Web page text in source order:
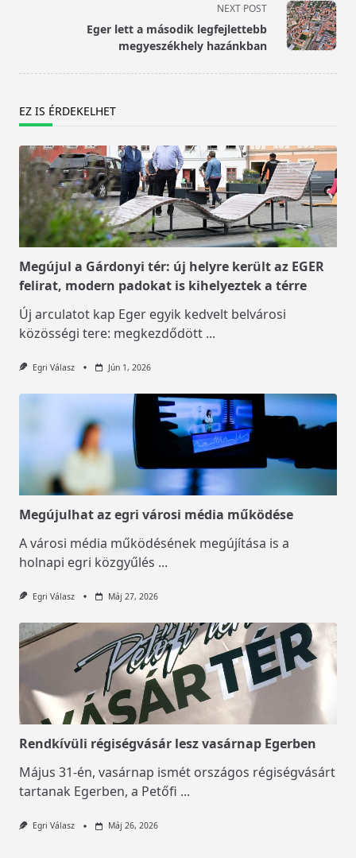
text">Page</span>
NEXT POST
Eger lett a második legfejlettebb
megyeszékhely hazánkban
EZ IS ÉRDEKELHET
Megújul a Gárdonyi tér: új helyre került az EGER
felirat, modern padokat is kihelyeztek a térre
Új arculatot kap Eger egyik kedvelt belvárosi
közösségi tere: megkezdődött ...
Egri Válasz Jún 1, 2026
Megújulhat az egri városi média működése
A városi média működésének megújítása is a
holnapi egri közgyűlés ...
Egri Válasz Máj 27, 2026
Rendkívüli régiségvásár lesz vasárnap Egerben
Május 31-én, vasárnap ismét országos régiségvásárt
tartanak Egerben, a Petőfi ...
Egri Válasz Máj 26, 2026